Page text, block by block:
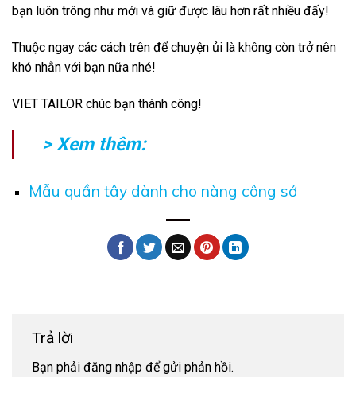
bạn luôn trông như mới và giữ được lâu hơn rất nhiều đấy!
Thuộc ngay các cách trên để chuyện ủi là không còn trở nên
khó nhằn với bạn nữa nhé!
VIET TAILOR chúc bạn thành công!
> Xem thêm:
Mẫu quần tây dành cho nàng công sở
Trả lời
Bạn phải đăng nhập để gửi phản hồi.